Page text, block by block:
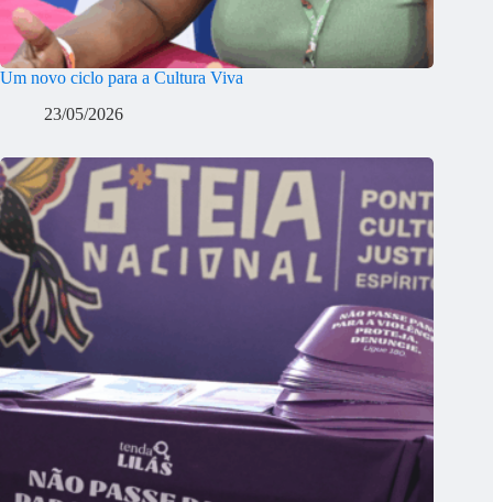
Um novo ciclo para a Cultura Viva
23/05/2026